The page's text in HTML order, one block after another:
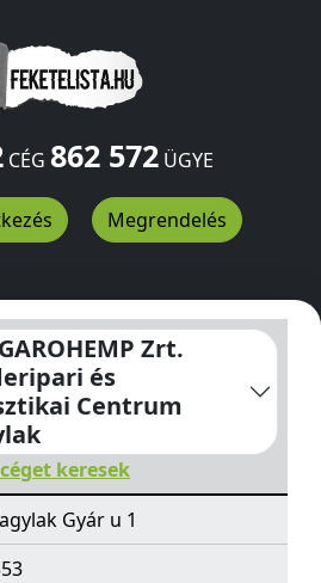
CÉG 862 572ÜGYE
Megrendelés
Kenderipari és Logisztikai
Zrt.
és
Centrum
keresek
Gyár u 1